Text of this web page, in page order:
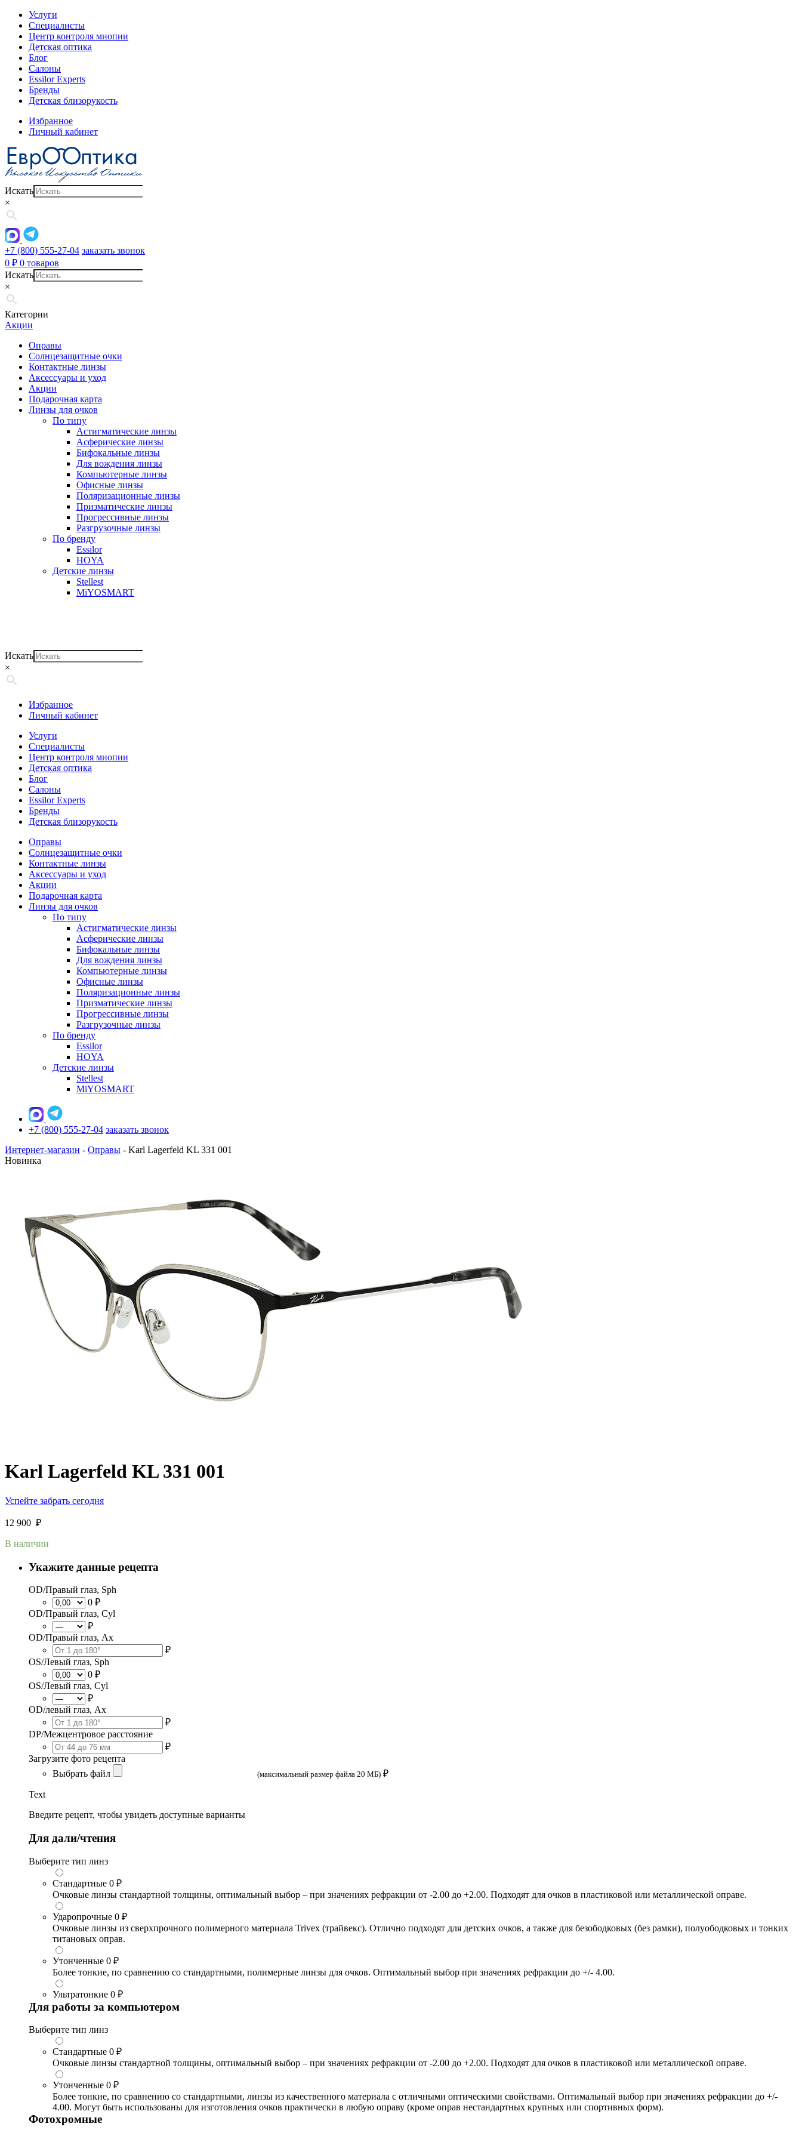
Услуги
Специалисты
Центр контроля миопии
Детская оптика
Блог
Салоны
Essilor Experts
Бренды
Детская близорукость
Избранное
Личный кабинет
Искать
×
+7 (800) 555-27-04 заказать звонок
0 ₽ 0 товаров
Искать
×
Категории
Акции
Оправы
Солнцезащитные очки
Контактные линзы
Аксессуары и уход
Акции
Подарочная карта
Линзы для очков
По типу
Астигматические линзы
Асферические линзы
Бифокальные линзы
Для вождения линзы
Компьютерные линзы
Офисные линзы
Поляризационные линзы
Призматические линзы
Прогрессивные линзы
Разгрузочные линзы
По бренду
Essilor
HOYA
Детские линзы
Stellest
MiYOSMART
Искать
×
Избранное
Личный кабинет
Услуги
Специалисты
Центр контроля миопии
Детская оптика
Блог
Салоны
Essilor Experts
Бренды
Детская близорукость
Оправы
Солнцезащитные очки
Контактные линзы
Аксессуары и уход
Акции
Подарочная карта
Линзы для очков
По типу
Астигматические линзы
Асферические линзы
Бифокальные линзы
Для вождения линзы
Компьютерные линзы
Офисные линзы
Поляризационные линзы
Призматические линзы
Прогрессивные линзы
Разгрузочные линзы
По бренду
Essilor
HOYA
Детские линзы
Stellest
MiYOSMART
+7 (800) 555-27-04 заказать звонок
Интернет-магазин - Оправы - Karl Lagerfeld KL 331 001
Новинка
Karl Lagerfeld KL 331 001
Успейте забрать сегодня
12 900 ₽
В наличии
Укажите данные рецепта
OD/Правый глаз, Sph
0 ₽
OD/Правый глаз, Cyl
₽
OD/Правый глаз, Ax
₽
OS/Левый глаз, Sph
0 ₽
OS/Левый глаз, Cyl
₽
OD/левый глаз, Ax
₽
DP/Межцентровое расстояние
₽
Загрузите фото рецепта
Выбрать файл
(максимальный размер файла 20 МБ) ₽
Text
Введите рецепт, чтобы увидеть доступные варианты
Для дали/чтения
Выберите тип линз
Стандартные 0 ₽
Очковые линзы стандартной толщины, оптимальный выбор – при значениях рефракции от -2.00 до +2.00. Подходят для очков в пластиковой или металлической оправе.
Ударопрочные 0 ₽
Очковые линзы из сверхпрочного полимерного материала Trivex (трайвекс). Отлично подходят для детских очков, а также для безободковых (без рамки), полуободковых и тонких
титановых оправ.
Утонченные 0 ₽
Более тонкие, по сравнению со стандартными, полимерные линзы для очков. Оптимальный выбор при значениях рефракции до +/- 4.00.
Ультратонкие 0 ₽
Для работы за компьютером
Выберите тип линз
Стандартные 0 ₽
Очковые линзы стандартной толщины, оптимальный выбор – при значениях рефракции от -2.00 до +2.00. Подходят для очков в пластиковой или металлической оправе.
Утонченные 0 ₽
Более тонкие, по сравнению со стандартными, линзы из качественного материала с отличными оптическими свойствами. Оптимальный выбор при значениях рефракции до +/-
4.00. Могут быть использованы для изготовления очков практически в любую оправу (кроме оправ нестандартных крупных или спортивных форм).
Фотохромные